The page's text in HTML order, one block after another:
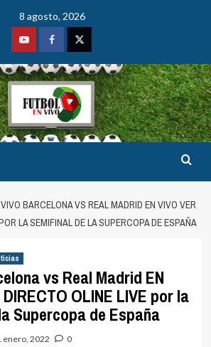
8 agosto, 2026
YoutubeFacebookTwitter
BARCELONA VS REAL MADRID EN VIVO VER
LA SEMIFINAL DE LA SUPERCOPA DE ESPAÑA
vs Real Madrid EN
DIRECTO OLINE LIVE por la
Supercopa de España
enero, 2022 0